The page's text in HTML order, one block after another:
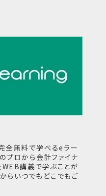
全無料で学べるeラー
プロから会計ファイナ
講義で学ぶことが
らいつでもどこでもご